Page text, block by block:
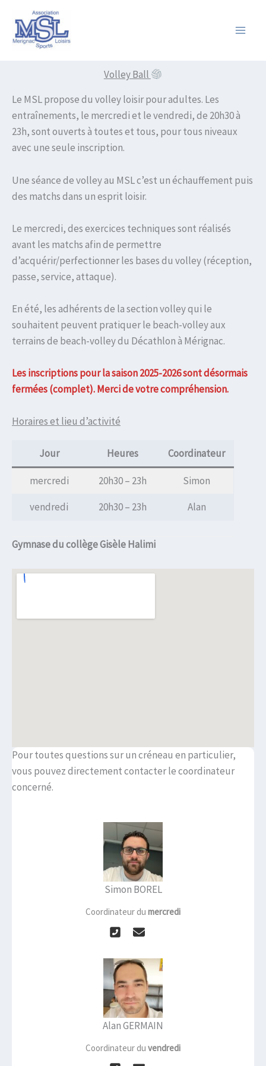
contenu
Volley Ball
Le MSL propose du volley loisir pour adultes. Les
entraînements, le mercredi et le vendredi, de 20h30 à
23h, sont ouverts à toutes et tous, pour tous niveaux
avec une seule inscription.
Une séance de volley au MSL c’est un échauffement puis
des matchs dans un esprit loisir.
Le mercredi, des exercices techniques sont réalisés
avant les matchs afin de permettre
d’acquérir/perfectionner les bases du volley (réception,
passe, service, attaque).
En été, les adhérents de la section volley qui le
souhaitent peuvent pratiquer le beach-volley aux
terrains de beach-volley du Décathlon à Mérignac.
Les inscriptions pour la saison 2025-2026 sont désormais
fermées (complet). Merci de votre compréhension.
Horaires et lieu d’activité
Jour Heures Coordinateur
mercredi 20h30 – 23h
Simon
vendredi
20h30 – 23h Alan
Gymnase du collège Gisèle Halimi
Pour toutes questions sur un créneau en particulier,
vous pouvez directement contacter le coordinateur
concerné.
Simon BOREL
Coordinateur du mercredi
Alan GERMAIN
Coordinateur du vendredi